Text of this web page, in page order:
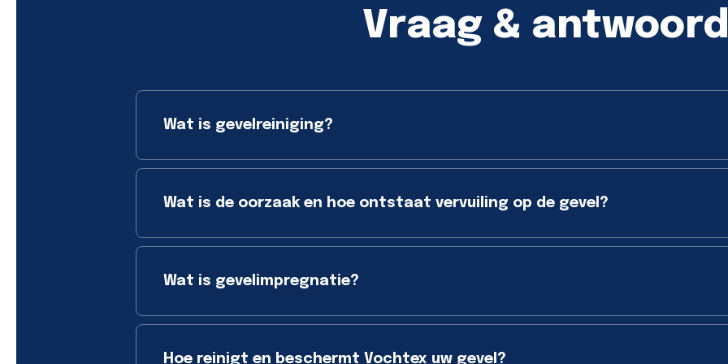
Vraag &
Wat is gevelreiniging?
Wat is de oorzaak en hoe ontstaat vervuiling op de gevel?
Wat is gevelimpregnatie?
Hoe reinigt en beschermt Vochtex uw gevel?